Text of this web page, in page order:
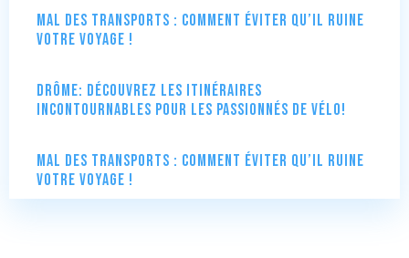
Mal des transports : comment éviter qu’il ruine
votre voyage !
Drôme: Découvrez les itinéraires
incontournables pour les passionnés de vélo!
Mal des transports : comment éviter qu’il ruine
votre voyage !